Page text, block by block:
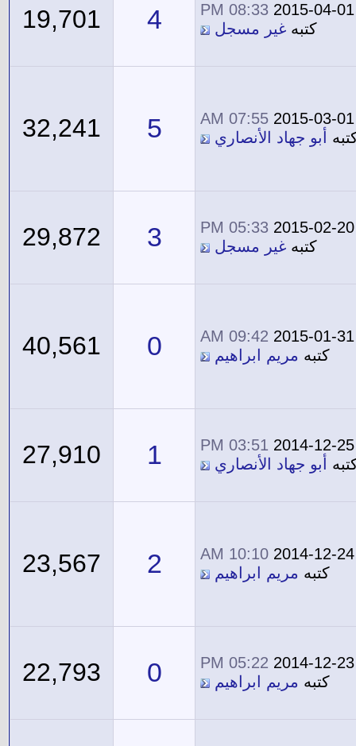
2015-04-01
08:33 PM
كتبه غير مسجل 4
19,701
2015-03-01
07:55 AM
أبو جهاد الأنصاري 5
32,241
2015-02-20
05:33 PM
كتبه غير مسجل 3
29,872
2015-01-31
09:42 AM
كتبه مريم ابراهيم 0
40,561
2014-12-25
03:51 PM
أبو جهاد الأنصاري 1
27,910
2014-12-24
10:10 AM
كتبه مريم ابراهيم 2
23,567
2014-12-23
05:22 PM
كتبه مريم ابراهيم 0
22,793